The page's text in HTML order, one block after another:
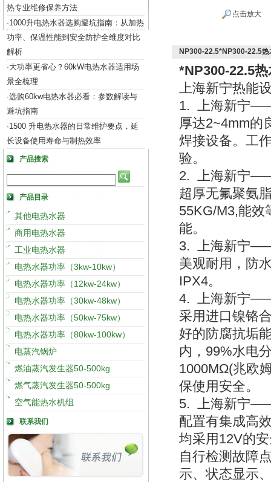
热专业维修保养方法
·1000升电热水器选购避坑指南：从加热
功率、保温性能到安全防护全维度对比
解析
·大功率更省心？60kW电热水器适用场
景全梳理
·选购60kw电热水器必看：参数解读与
避坑指南
·1500 升电热水器的日常维护要点，延
长设备使用寿命与制热效率
产品搜索
产品目录
其他电热水器
商用电热水器
工业电热水器
电热水器功率（3kw-10kw）
电热水器功率（12kw-24kw）
电热水器功率（30kw-48kw）
电热水器功率（50kw-75kw）
电热水器功率（80kw-100kw）
电蒸汽锅炉
燃油蒸汽发生器50-500kg
燃气蒸汽发生器50-500kg
空气能热水机组
联系我们
点击放大
NP300-22.5*NP300-22.5热
*NP300-22.5
上海新宁热能
1. 上海新宁
厚达2~4mm的
焊接设备。工
验。
2. 上海新宁
超厚无氟聚氨
55KG/M3,能效
能。
3. 上海新宁
美观耐用，防
IPX4。
4. 上海新宁
采用进口镍铬
好的防腐抗垢
内，99%水电
1000MΩ(兆欧
保使用安全。
5. 上海新宁
配置有集成高
均采用12V的
自行检测故障
示、状态显示